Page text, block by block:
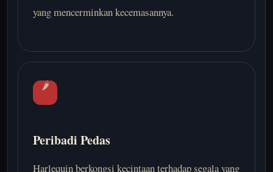
yang mencerminkan kecemasannya.
🌶️
Peribadi Pedas
Harlequin berkongsi kecintaan terhadap segala yang